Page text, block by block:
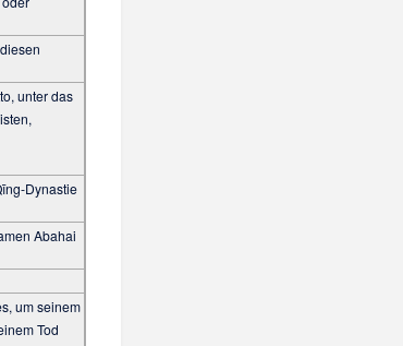
unter das
Dynastie
Abahai
um seinem
Tod